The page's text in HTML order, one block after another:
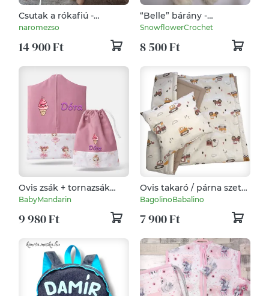
Csutak a rókafiú -
öltöztethető varrott róka
naromezso
14 900 Ft
“Belle” bárány -
BlushBows Collection -
bárány,
SnowflowerCrochet
8 500 Ft
Ovis zsák + tornazsák
szett névvel és jellel
(rózsaszín + balerinás),
ajándék szeretetküldővel
BabyMandarin
9 980 Ft
Ovis takaró / párna szett
traktoros munkagépes
BagolinoBabalino
7 900 Ft